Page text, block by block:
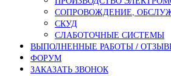
СОПРОВОЖДЕНИЕ,
СКУД
СЛАБОТОЧНЫЕ СИСТЕМЫ
ВЫПОЛНЕННЫЕ РАБОТЫ /
ФОРУМ
ЗАКАЗАТЬ ЗВОНОК